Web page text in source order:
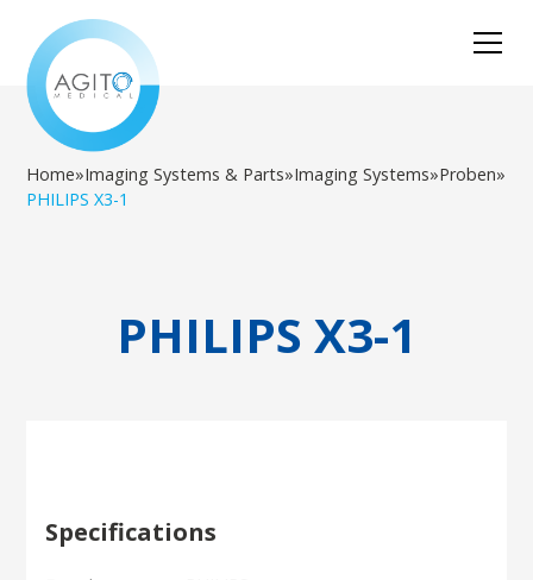
Home»Imaging Systems & Parts»Imaging Systems»Proben»
PHILIPS X3-1
PHILIPS X3-1
Specifications